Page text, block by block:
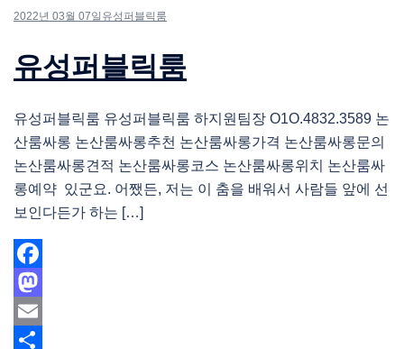
2022년 03월 07일 유성퍼블릭룸
유성퍼블릭룸
유성퍼블릭룸 유성퍼블릭룸 하지원팀장 O1O.4832.3589 논
산룸싸롱 논산룸싸롱추천 논산룸싸롱가격 논산룸싸롱문의
논산룸싸롱견적 논산룸싸롱코스 논산룸싸롱위치 논산룸싸
롱예약 있군요. 어쨌든, 저는 이 춤을 배워서 사람들 앞에 선
보인다든가 하는 […]
Facebook
Mastodon
Email